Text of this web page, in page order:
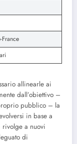
France
allinearle ai
dall’obiettivo –
pubblico – la
in base a
rivolge a nuovi
di